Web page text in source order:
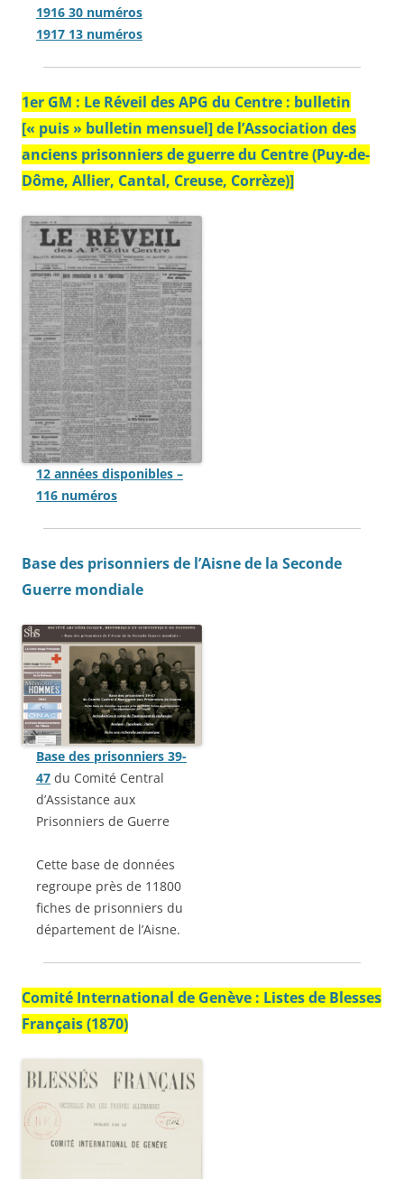
1916 30 numéros
1917 13 numéros
1er GM : Le Réveil des APG du Centre : bulletin
[« puis » bulletin mensuel] de l’Association des
anciens prisonniers de guerre du Centre (Puy-de-
Dôme, Allier, Cantal, Creuse, Corrèze)]
12 années disponibles –
116 numéros
Base des prisonniers de l’Aisne de la Seconde
Guerre mondiale
Base des prisonniers 39-
47 du Comité Central
d’Assistance aux
Prisonniers de Guerre
Cette base de données
regroupe près de 11800
fiches de prisonniers du
département de l’Aisne.
Comité International de Genève : Listes de Blesses
Français(1870)